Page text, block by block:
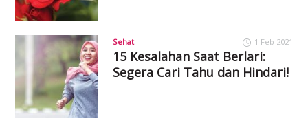
Sehat 1 Feb 2021
15 Kesalahan Saat Berlari:
Segera Cari Tahu dan Hindari!